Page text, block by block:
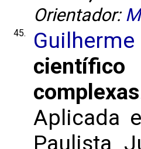
Orientador:
45.
complexas
Aplicada
Paulista